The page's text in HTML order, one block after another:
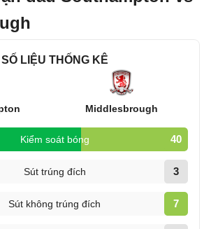
SỐ LIỆU THỐNG KÊ
Middlesbrough
Kiểm soát bóng 40
Sút trúng đích 3
Sút không trúng đích 7